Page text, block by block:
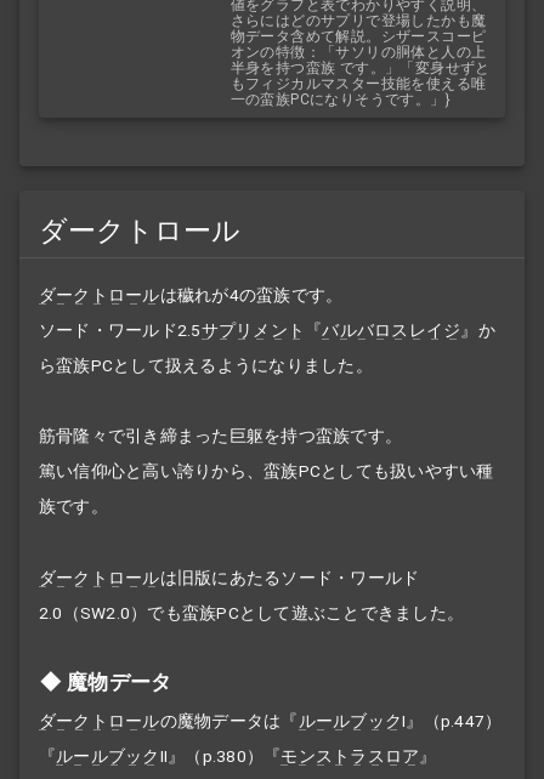
値をグラフと表でわかりやすく説明、
さらにはどのサプリで登場したかも魔
物データ含めて解説。シザースコーピ
オンの特徴：「サソリの胴体と人の上
半身を持つ蛮族 です。」「変身せずと
もフィジカルマスター技能を使える唯
一の蛮族PCになりそうです。」}
ダークトロール
ダークトロールは穢れが4の蛮族です。
ソード・ワールド2.5サプリメント 『バルバロスレイジ 』か
ら蛮族PCとして扱えるようになりました。
筋骨隆々で引き締まった巨躯を持つ蛮族です。
篤い信仰心と高い誇りから、蛮族PCとしても扱いやすい種
族です。
ダークトロールは旧版にあたるソード・ワールド
2.0（SW2.0）でも蛮族PCとして遊ぶことできました。
魔物データ
ダークトロールの魔物データは『 ルールブックI』（p.447）
『ルールブックII』（p.380）『モンストラスロア 』